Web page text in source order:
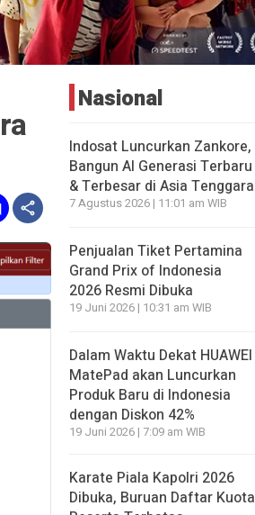
Nasional
Indosat Luncurkan Zankore,
Bangun AI Generasi Terbaru
& Terbesar di Asia Tenggara
7 Agustus 2026 | 11:01 am WIB
Penjualan Tiket Pertamina
Grand Prix of Indonesia
2026 Resmi Dibuka
19 Juni 2026 | 10:31 am WIB
Dalam Waktu Dekat HUAWEI
MatePad akan Luncurkan
Produk Baru di Indonesia
dengan Diskon 42%
19 Juni 2026 | 7:09 am WIB
Karate Piala Kapolri 2026
Dibuka, Buruan Daftar Kuota